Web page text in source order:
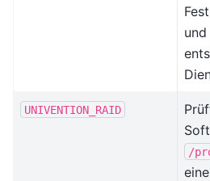
und
UNIVENTION_RAID
/